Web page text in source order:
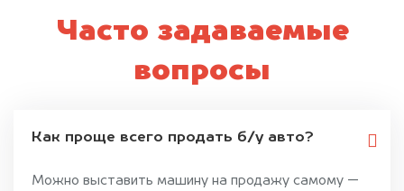
Часто задаваемые
вопросы
Как проще всего продать б/у авто?
Можно выставить машину на продажу самому —